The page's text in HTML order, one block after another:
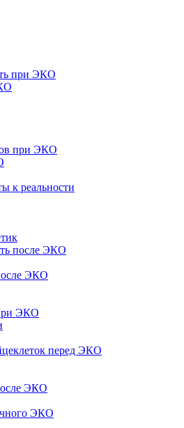
при ЭКО
при ЭКО
к реальности
после ЭКО
ЭКО
ЭКО
перед ЭКО
ЭКО
ЭКО